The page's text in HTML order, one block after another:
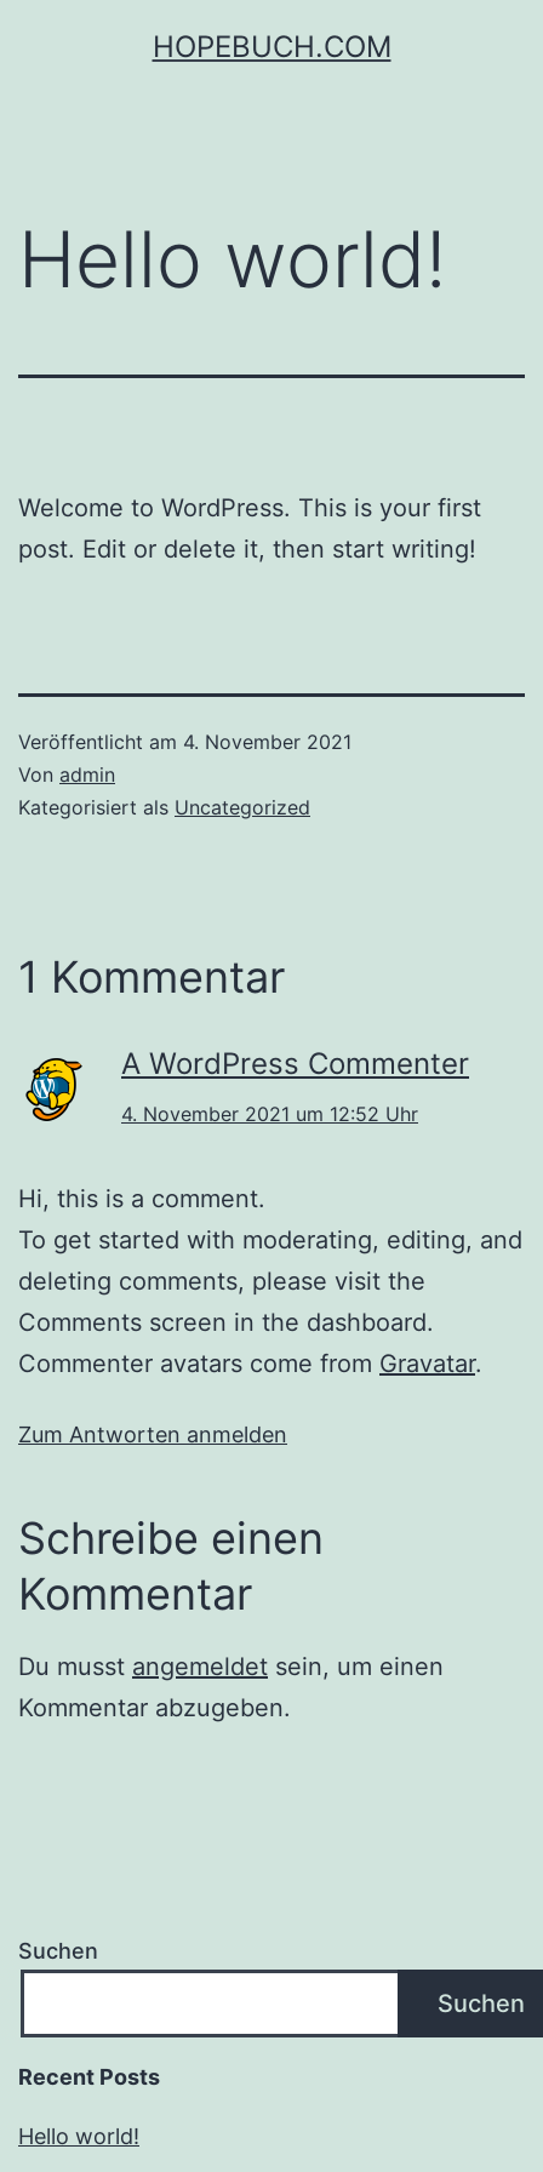
HOPEBUCH.COM
Hello world!
Welcome to WordPress. This is your first
post. Edit or delete it, then start writing!
Veröffentlicht am 4. November 2021
Von admin
Kategorisiert als Uncategorized
1 Kommentar
A WordPress Commenter
4. November 2021 um 12:52 Uhr
Hi, this is a comment.
To get started with moderating, editing, and
deleting comments, please visit the
Comments screen in the dashboard.
Commenter avatars come from Gravatar.
Zum Antworten anmelden
Schreibe einen
Kommentar
Du musst angemeldet sein, um einen
Kommentar abzugeben.
Suchen
Suchen
Recent Posts
Hello world!